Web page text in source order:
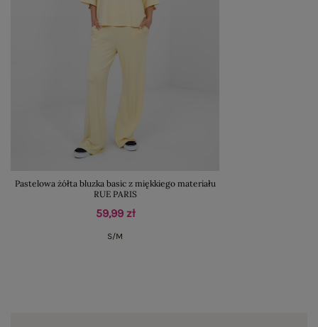
Pastelowa żółta bluzka basic z miękkiego materiału
RUE PARIS
59,99 zł
S/M